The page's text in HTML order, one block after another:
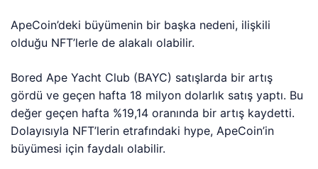
ApeCoin’deki büyümenin bir başka nedeni, ilişkili
olduğu NFT’lerle de alakalı olabilir.
Bored Ape Yacht Club (BAYC) satışlarda bir artış
gördü ve geçen hafta 18 milyon dolarlık satış yaptı. Bu
değer geçen hafta %19,14 oranında bir artış kaydetti.
Dolayısıyla NFT’lerin etrafındaki hype, ApeCoin’in
büyümesi için faydalı olabilir.